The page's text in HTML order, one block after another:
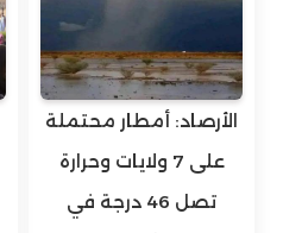
الأرصاد: أمطار محتملة
على 7 ولايات وحرارة
تصل 46 درجة في